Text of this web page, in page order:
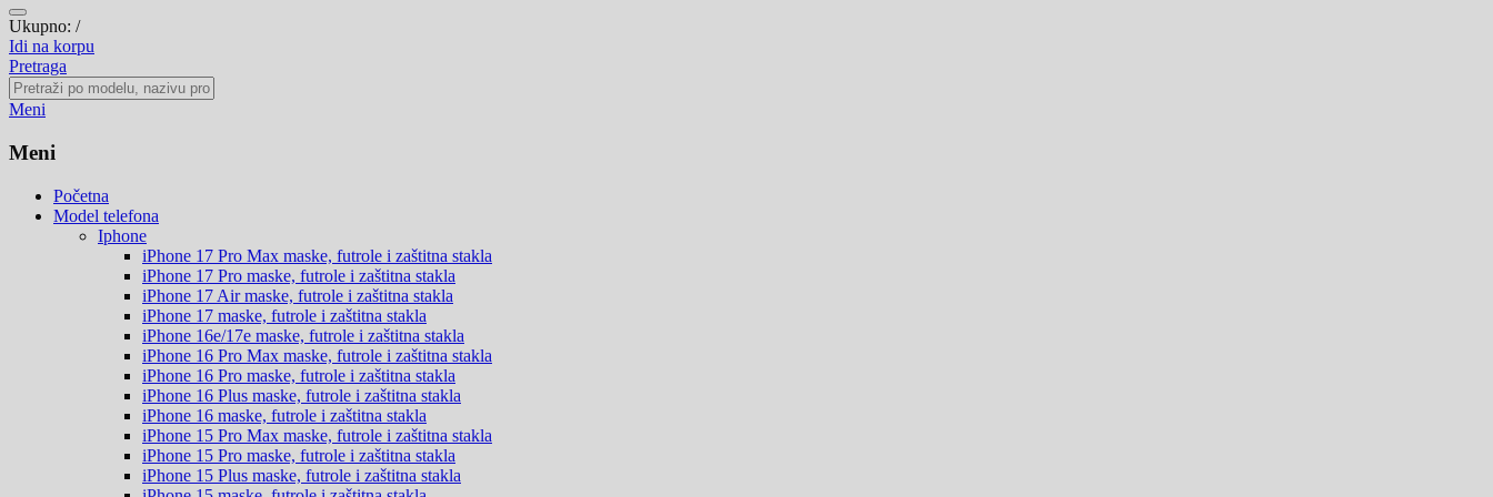
Ukupno: /
Idi na korpu
Pretraga
Meni
Meni
Početna
Model telefona
Iphone
iPhone 17 Pro Max maske, futrole i zaštitna stakla
iPhone 17 Pro maske, futrole i zaštitna stakla
iPhone 17 Airmaske, futrole i zaštitna stakla
iPhone 17 maske, futrole i zaštitna stakla
iPhone 16e/17e maske, futrole i zaštitna stakla
iPhone 16 Pro Max maske, futrole i zaštitna stakla
iPhone 16 Pro maske, futrole i zaštitna stakla
iPhone 16 Plus maske, futrole i zaštitna stakla
iPhone 16 maske, futrole i zaštitna stakla
iPhone 15 Pro Max maske, futrole i zaštitna stakla
iPhone 15 Pro maske, futrole i zaštitna stakla
iPhone 15 Plus maske, futrole i zaštitna stakla